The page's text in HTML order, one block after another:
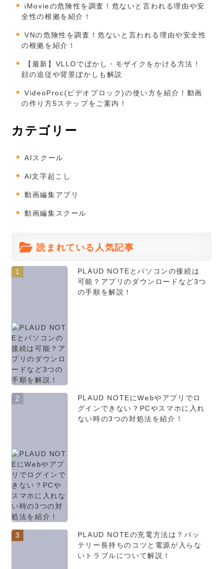
iMovieの危険性を調査！危ないと言われる理由や安
全性の根拠を紹介！
VNの危険性を調査！危ないと言われる理由や安全性
の根拠を紹介！
【最新】VLLOでぼかし・モザイクをかける方法！
顔の追従や背景ぼかしも解説
VideoProc(ビデオプロック)の使い方を紹介！動画
の作り方5ステップをご案内！
カテゴリー
AIスクール
Al文字起こし
動画編集アプリ
動画編集スクール
読まれている人気記事
1
PLAUD NOTEとパソコンの接続は
可能？アプリのダウンロードなど3つ
の手順を解説！
2
PLAUD NOTEにWebやアプリでロ
グインできない？PCやスマホに入れ
ない時の3つの対処法を紹介！
3
PLAUD NOTEの充電方法は？バッ
テリー長持ちのコツと電源が入らな
いトラブルについて解説！